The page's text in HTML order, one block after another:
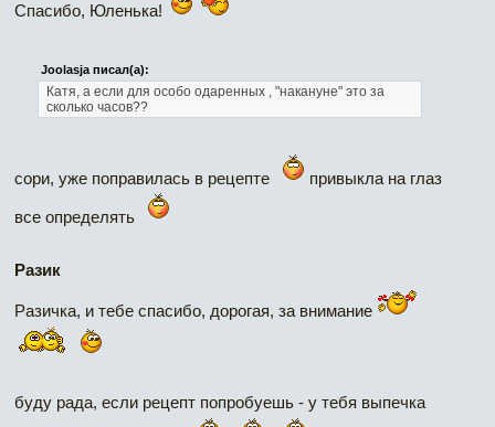
Спасибо, Юленька!
Joolasja писал(а):
Катя, а если для особо одаренных , "накануне" это за
сколько часов??
сори, уже поправилась в рецепте привыкла на глаз
все определять
Разик
Разичка, и тебе спасибо, дорогая, за внимание
буду рада, если рецепт попробуешь - у тебя выпечка